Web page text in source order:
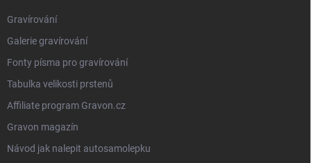
Gravírování
Galerie gravírování
Fonty písma pro gravírování
Tabulka velikosti prstenů
Affiliate program Gravon.cz
Gravon magazín
Návod jak nalepit autosamolepku